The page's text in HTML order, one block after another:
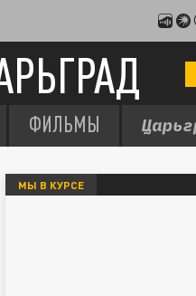
ФИЛЬМЫ
МЫ В КУРСЕ